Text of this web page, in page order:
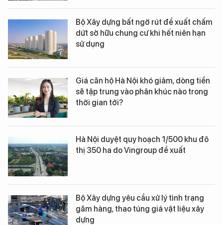
Bộ Xây dựng bất ngờ rút đề xuất chấm
dứt sở hữu chung cư khi hết niên hạn
sử dụng
Giá căn hộ Hà Nội khó giảm, dòng tiền
sẽ tập trung vào phân khúc nào trong
thời gian tới?
Hà Nội duyệt quy hoạch 1/500 khu đô
thị 350 ha do Vingroup đề xuất
Bộ Xây dựng yêu cầu xử lý tình trạng
găm hàng, thao túng giá vật liệu xây
dựng